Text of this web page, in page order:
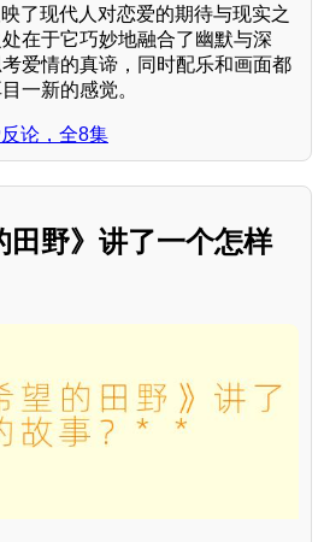
了现代人对恋爱的期待与现实之
在于它巧妙地融合了幽默与深
爱情的真谛，同时配乐和画面都
一新的感觉。
论，全8集
田野》讲了一个怎样